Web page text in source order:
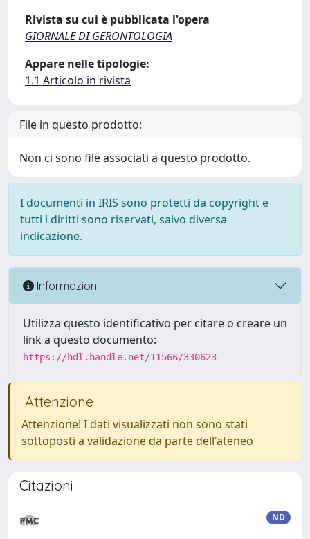
Rivista su cui è pubblicata l'opera
GIORNALE DI GERONTOLOGIA
Appare nelle tipologie:
1.1 Articolo in rivista
File in questo prodotto:
Non ci sono file associati a questo prodotto.
I documenti in IRIS sono protetti da copyright e
tutti i diritti sono riservati, salvo diversa
indicazione.
Informazioni
Utilizza questo identificativo per citare o creare un
link a questo documento:
https://hdl.handle.net/11566/330623
Attenzione
Attenzione! I dati visualizzati non sono stati
sottoposti a validazione da parte dell'ateneo
Citazioni
ND